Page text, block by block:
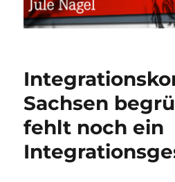
Sachsen
fehlt noch ein